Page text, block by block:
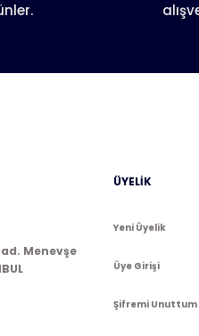
pahalı.
Menevşe
ÜYELİK
Yeni Üyelik
Üye Girişi
Şifremi Unuttum